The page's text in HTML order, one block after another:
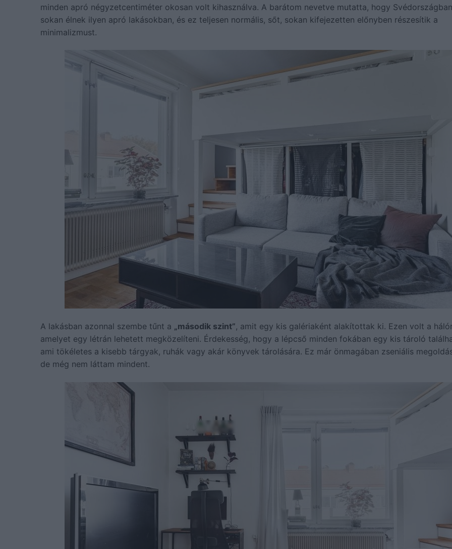
minden apró négyzetcentiméter okosan volt kihasználva. A barátom nevetve mutatta, hogy Svédországban
sokan élnek ilyen apró lakásokban, és ez teljesen normális, sőt, sokan kifejezetten előnyben részesítik a
minimalizmust.
A lakásban azonnal szembe tűnt a „második szint”, amit egy kis galériaként alakítottak ki. Ezen volt a
amelyet egy létrán lehetett megközelíteni. Érdekesség, hogy a lépcső minden fokában egy kis tároló
ami tökéletes a kisebb tárgyak, ruhák vagy akár könyvek tárolására. Ez már önmagában zseniális
de még nem láttam mindent.